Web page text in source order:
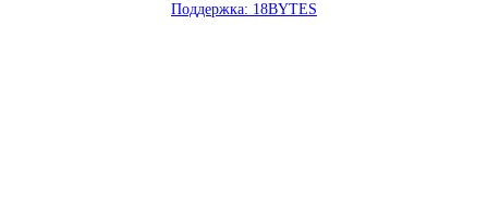
Поддержка: 18BYTES